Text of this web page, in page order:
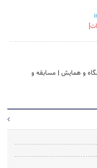
و همایش | مسابقه و